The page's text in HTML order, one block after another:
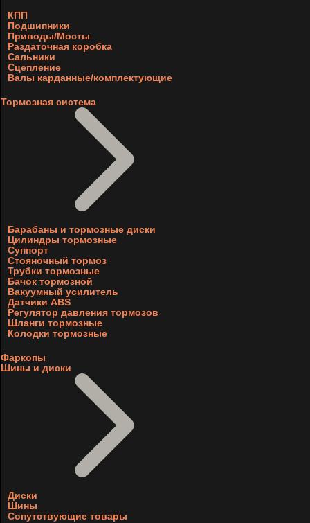
КПП
Подшипники
Приводы/Мосты
Раздаточная коробка
Сальники
Сцепление
Валы карданные/комплектующие
Тормозная система
Барабаны и тормозные диски
Цилиндры тормозные
Суппорт
Стояночный тормоз
Трубки тормозные
Бачок тормозной
Вакуумный усилитель
Датчики ABS
Регулятор давления тормозов
Шланги тормозные
Колодки тормозные
Фаркопы
Шины и диски
Диски
Шины
Сопутствующие товары